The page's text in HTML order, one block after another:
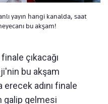
yayın hangi kanalda, saat
bu akşam!
çıkacağı
bu akşam
adını finale
galip gelmesi